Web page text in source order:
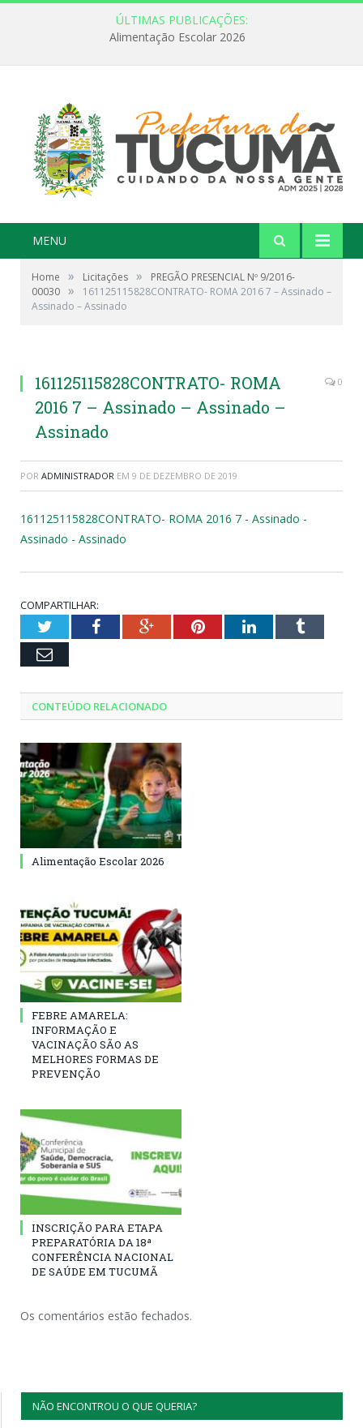
ÚLTIMAS PUBLICAÇÕES:
Alimentação Escolar 2026
MENU
Home » Licitações »
PREGÃO PRESENCIAL Nº 9/2016-
00030 »
161125115828CONTRATO- ROMA 2016 7 – Assinado –
Assinado – Assinado
161125115828CONTRATO- ROMA
2016 7 – Assinado – Assinado –
Assinado
0
POR ADMINISTRADOR EM 9 DE DEZEMBRO DE 2019
161125115828CONTRATO- ROMA 2016 7 - Assinado -
Assinado - Assinado
COMPARTILHAR:
TwitterFacebookGoogle+PinterestLinkedInTumblr
Email
CONTEÚDO RELACIONADO
Alimentação Escolar 2026
FEBRE AMARELA:
INFORMAÇÃO E
VACINAÇÃO SÃO AS
MELHORES FORMAS DE
PREVENÇÃO
INSCRIÇÃO PARA ETAPA
PREPARATÓRIA DA 18ª
CONFERÊNCIA NACIONAL
DE SAÚDE EM TUCUMÃ
Os comentários estão fechados.
NÃO ENCONTROU O QUE QUERIA?